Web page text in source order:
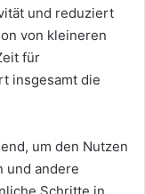
und reduziert
von kleineren
für
insgesamt die
um den Nutzen
und andere
Schritte in